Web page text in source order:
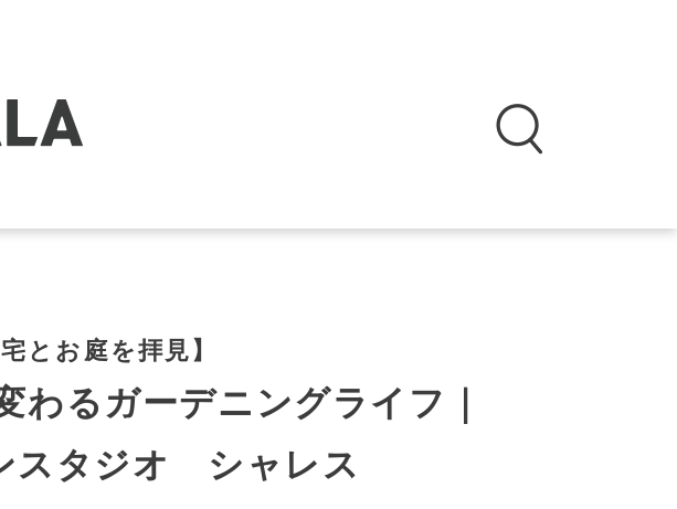
とお庭を拝見】
わるガーデニングライフ｜
スタジオ シャレス